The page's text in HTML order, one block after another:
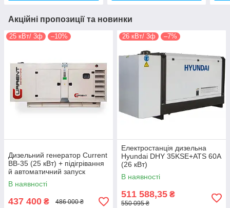
Акційні пропозиції та новинки
25 кВт/ 3ф –10%
Дизельний генератор Current
BB-35 (25 кВт) + підігрівання
й автоматичний запуск
В наявності
437 400 ₴ 486 000 ₴
26 кВт/ 3ф –7%
Електростанція дизельна
Hyundai DHY 35KSE+ATS 60A
(26 кВт)
В наявності
511 588,35 ₴
550 095 ₴